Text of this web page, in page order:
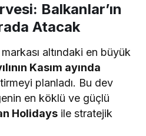
Balkanlar’ın
Atacak
altındaki en büyük
Kasım ayında
planladı. Bu dev
en köklü ve güçlü
Holidays ile stratejik